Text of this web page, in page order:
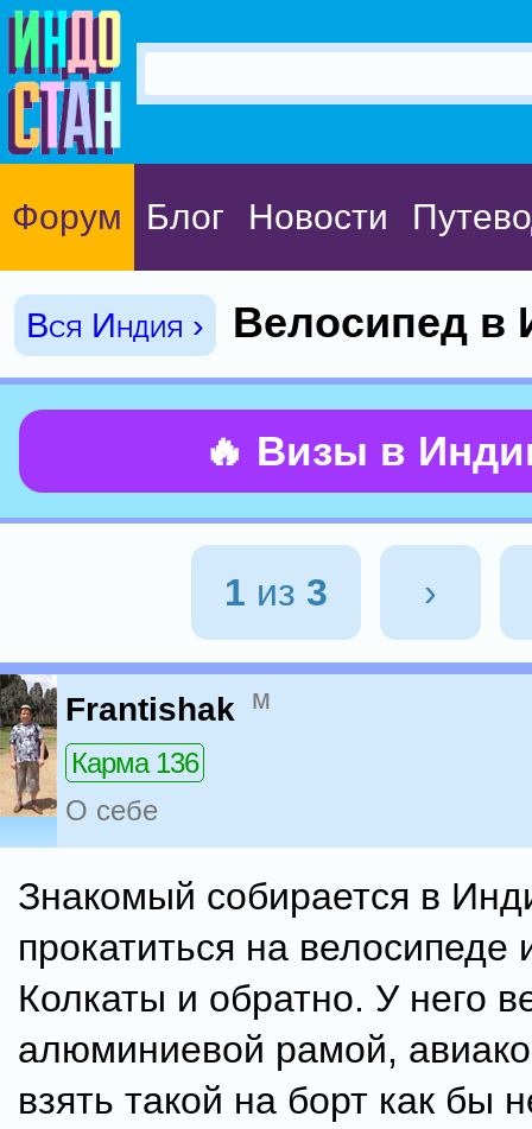
Форум Блог Новости
Вся Индия › Велосипед в
🔥 Визы в
1 из 3 ›
Frantishak м
Карма 136
О себе
Знакомый собирается в
прокатиться на велосипеде
Колкаты и обратно. У него
алюминиевой рамой,
взять такой на борт как бы